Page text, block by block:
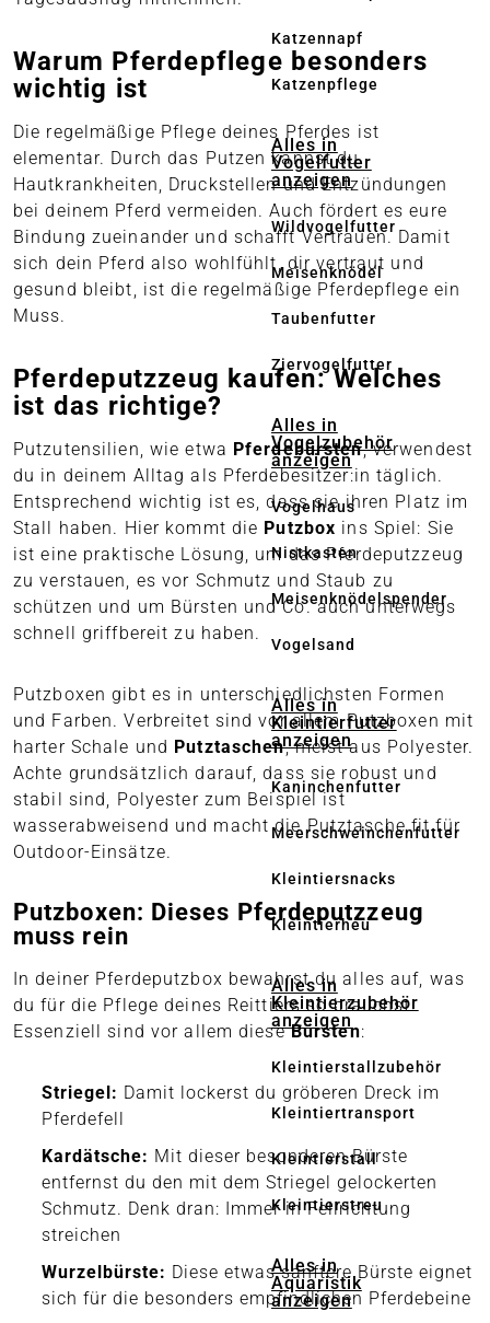
Katzennapf
Katzenpflege
Alles in
Vogelfutter
anzeigen
Wildvogelfutter
Meisenknödel
Taubenfutter
Ziervogelfutter
Alles in
Vogelzubehör
anzeigen
Vogelhaus
Nistkasten
Meisenknödelspender
Vogelsand
Alles in
Kleintierfutter
anzeigen
Kaninchenfutter
Meerschweinchenfutter
Kleintiersnacks
Kleintierheu
Alles in
Kleintierzubehör
anzeigen
Kleintierstallzubehör
Kleintiertransport
Kleintierstall
Kleintierstreu
Alles in
Aquaristik
anzeigen
Warum Pferdepflege besonders
wichtig ist
Die regelmäßige Pflege deines Pferdes ist
elementar. Durch das Putzen kannst du
Hautkrankheiten, Druckstellen und Entzündungen
bei deinem Pferd vermeiden. Auch fördert es eure
Bindung zueinander und schafft Vertrauen. Damit
sich dein Pferd also wohlfühlt, dir vertraut und
gesund bleibt, ist die regelmäßige Pferdepflege ein
Muss.
Pferdeputzzeug kaufen: Welches
ist das richtige?
Putzutensilien, wie etwa Pferdebürsten, verwendest
du in deinem Alltag als Pferdebesitzer:in täglich.
Entsprechend wichtig ist es, dass sie ihren Platz im
Stall haben. Hier kommt die Putzbox ins Spiel: Sie
ist eine praktische Lösung, um das Pferdeputzzeug
zu verstauen, es vor Schmutz und Staub zu
schützen und um Bürsten und Co. auch unterwegs
schnell griffbereit zu haben.
Putzboxen gibt es in unterschiedlichsten Formen
und Farben. Verbreitet sind vor allem Putzboxen mit
harter Schale und Putztaschen, meist aus Polyester.
Achte grundsätzlich darauf, dass sie robust und
stabil sind, Polyester zum Beispiel ist
wasserabweisend und macht die Putztasche fit für
Outdoor-Einsätze.
Putzboxen: Dieses Pferdeputzzeug
muss rein
In deiner Pferdeputzbox bewahrst du alles auf, was
du für die Pflege deines Reittiers so brauchst.
Essenziell sind vor allem dieseBürsten:
Striegel: Damit lockerst du gröberen Dreck im
Pferdefell
Kardätsche: Mit dieser besonderen Bürste
entfernst du den mit dem Striegel gelockerten
Schmutz. Denk dran: Immer in Fellrichtung
streichen
Wurzelbürste: Diese etwas sanftere Bürste eignet
sich für die besonders empfindlichen Pferdebeine